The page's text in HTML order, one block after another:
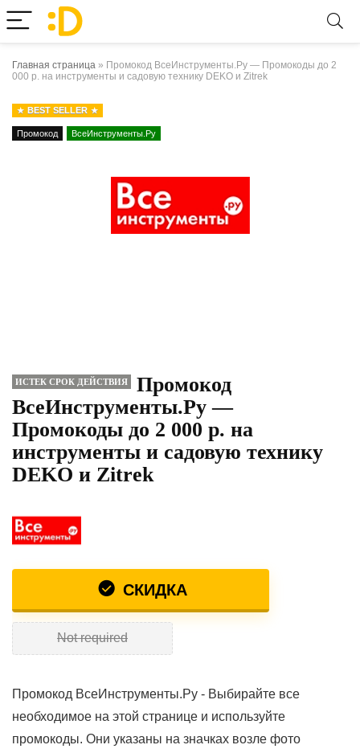
Главная страница » Промокод ВсеИнструменты.Ру — Промокоды до 2
000 р. на инструменты и садовую технику DEKO и Zitrek
BEST SELLER
Промокод ВсеИнструменты.Ру
ИСТЕК СРОК ДЕЙСТВИЯ
Промокод
ВсеИнструменты.Ру —
Промокоды до 2 000 р. на
инструменты и садовую технику
DEKO и Zitrek
СКИДКА
Not required
Промокод ВсеИнструменты.Ру - Выбирайте все
необходимое на этой странице и используйте
промокоды. Они указаны на значках возле фото